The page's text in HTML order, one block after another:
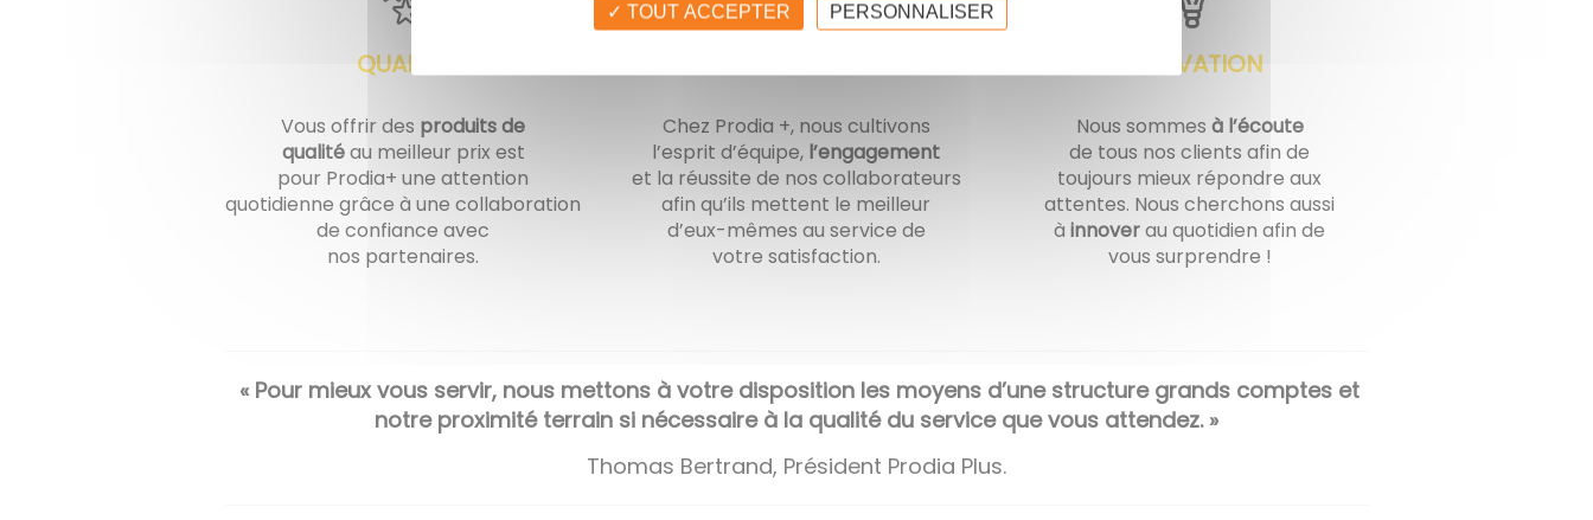
QUALITÉ
Vous offrir des produits de
qualitéau meilleur prix est
pour Prodia+ une attention
quotidienne grâce à une collaboration
de confiance avec
nos partenaires.
Chez Prodia +, nous cultivons
l’esprit d’équipe, l’engagement
et la réussite de nos collaborateurs
afin qu’ils mettent le meilleur
d’eux-mêmes au service de
votre satisfaction.
INNOVATION
Nous sommes à l’écoute
de tous nos clients afin de
toujours mieux répondre aux
attentes. Nous cherchons aussi
àinnoverau quotidien afin de
vous surprendre !
« Pour mieux vous servir, nous mettons à votre disposition les moyens d’une structure grands comptes et
notre proximité terrain si nécessaire à la qualité du service que vous attendez. »
Thomas Bertrand, Président Prodia Plus.
TOUT ACCEPTER PERSONNALISER